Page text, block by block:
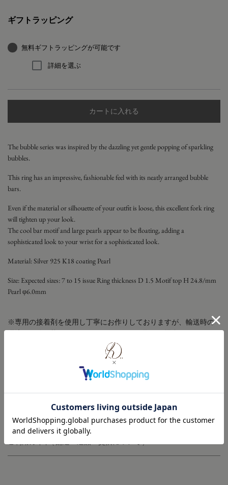
ギフトラッピング
無料ギフトラッピングが可能です
詳細を選ぶ
カートに入れる
The bubble series was inspired by the dazzling yet gentle popping of sparkling
bubbles.
This ring has an impressive, fashionable feel with its neatly arranged bubble
bars.
Even if the material or silhouette of your outfit is loose, this excellent fork ring
will tighten up your look.
The cool bar motif and large pearls appear to be floating, adding a
sophisticated look to your wrist for a sophisticated look.
Material:Silver 925 K18 coating Pearl
Size: Expected sizes: 7 to 15 issue Ring thickness D 1.5 Motif top H 24.8/mm
Pearl φ6.0mm
※専用の接着剤を使用し丁寧にお作りしておりますが、輸送時の
す。状態により修理が可能ですので、お気軽にお問い合わせくだ